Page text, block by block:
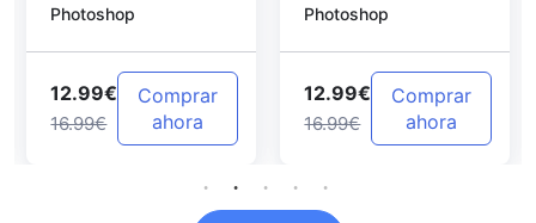
Photoshop
Photoshop
12.99€
16.99€
Comprar
ahora
Photoshop
12.99€
16.99€
Comprar
ahora